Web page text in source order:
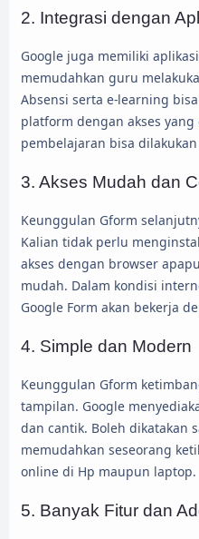
2. Integrasi dengan
Google juga memiliki
memudahkan guru
Absensi serta e-learning
platform dengan akses yang
pembelajaran bisa
3. Akses Mudah dan
Keunggulan Gform
Kalian tidak perlu
akses dengan browser
mudah. Dalam kondisi
Google Form akan bekerja
4. Simple dan Modern
Keunggulan Gform
tampilan. Google
dan cantik. Boleh dikatakan
memudahkan seseorang
online di Hp maupun laptop.
5. Banyak Fitur dan